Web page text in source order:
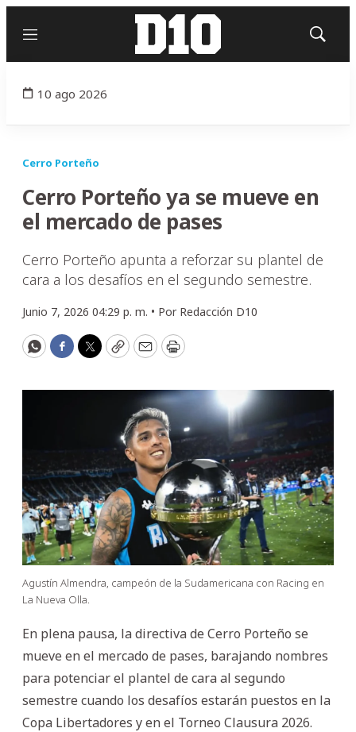
Menú
Mostrar
10 ago 2026
Cerro Porteño
Cerro Porteño ya se mueve en
el mercado de pases
Cerro Porteño apunta a reforzar su plantel de
cara a los desafíos en el segundo semestre.
Junio 7, 2026 04:29 p. m. • Por Redacción D10
WhatsApp
Facebook
Twitter
CopyEmailPrint
Agustín Almendra, campeón de la Sudamericana con Racing en
La Nueva Olla.
En plena pausa, la directiva de Cerro Porteño se
mueve en el mercado de pases, barajando nombres
para potenciar el plantel de cara al segundo
semestre cuando los desafíos estarán puestos en la
Copa Libertadores y en el Torneo Clausura 2026.